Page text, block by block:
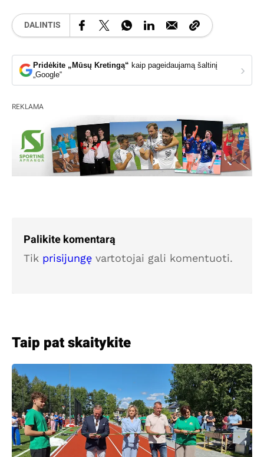
DALINTIS
Pridėkite „Mūsų Kretingą“ kaip pageidaujamą šaltinį
„Google“
›
REKLAMA
Palikite komentarą
Tik prisijungę vartotojai gali komentuoti.
Taip pat skaitykite